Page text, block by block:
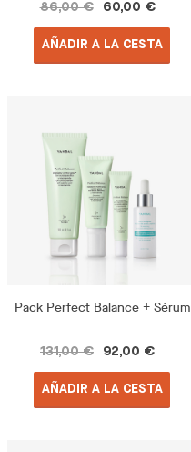
86,00 € 60,00 €
AÑADIR A LA CESTA
Pack Perfect Balance + Sérum
131,00 € 92,00 €
AÑADIR A LA CESTA